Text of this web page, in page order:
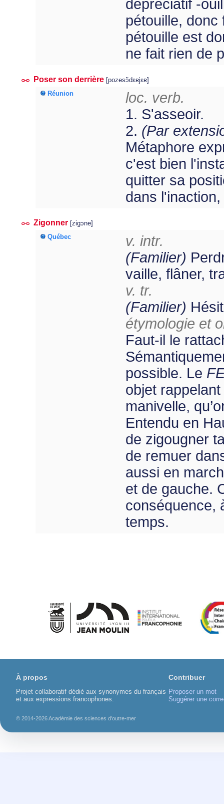
dépréciatif -
pétouille, donc
pétouille est
ne fait rien de
Poser son derrière [pozesɔ̃dɛʀjɛʀ]
Réunion
loc. verb.
1. S'asseoir.
2. (Par
Métaphore
c'est bien
quitter sa
dans
Zigonner [zigɔne]
Québec
v. intr.
(Familier)
vaille, flâner,
v. tr.
(Familier)
étymologie et
Faut-il le
possible. Le
objet
manivelle,
Entendu en
de zigougner
de remuer
aussi en
et de gauche.
conséquence,
temps.
À propos
Projet collaboratif dédié aux synonymes du français
et aux expressions francophones.
Contribuer
Proposer un mot
Suggérer une
© 2014-2026 Académie des sciences d'outre-mer